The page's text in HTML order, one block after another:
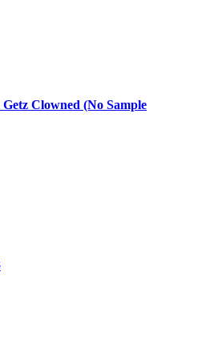
Clowned (No Sample